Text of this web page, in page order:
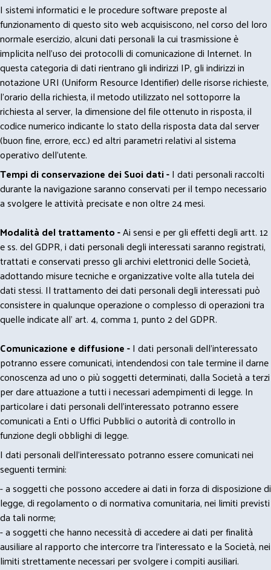
I sistemi informatici e le procedure software preposte al
funzionamento di questo sito web acquisiscono, nel corso del loro
normale esercizio, alcuni dati personali la cui trasmissione è
implicita nell'uso dei protocolli di comunicazione di Internet. In
questa categoria di dati rientrano gli indirizzi IP, gli indirizzi in
notazione URI (Uniform Resource Identifier) delle risorse richieste,
l'orario della richiesta, il metodo utilizzato nel sottoporre la
richiesta al server, la dimensione del file ottenuto in risposta, il
codice numerico indicante lo stato della risposta data dal server
(buon fine, errore, ecc.) ed altri parametri relativi al sistema
operativo dell'utente.
Tempi di conservazione dei Suoi dati -I dati personali raccolti
durante la navigazione saranno conservati per il tempo necessario
a svolgere le attività precisate e non oltre 24 mesi.
Modalità del trattamento -Ai sensi e per gli effetti degli artt. 12
e ss. del GDPR, i dati personali degli interessati saranno registrati,
trattati e conservati presso gli archivi elettronici delle Società,
adottando misure tecniche e organizzative volte alla tutela dei
dati stessi. Il trattamento dei dati personali degli interessati può
consistere in qualunque operazione o complesso di operazioni tra
quelle indicate all' art. 4, comma 1, punto 2 del GDPR.
Comunicazione e diffusione -I dati personali dell’interessato
potranno essere comunicati, intendendosi con tale termine il darne
conoscenza ad uno o più soggetti determinati, dalla Società a terzi
per dare attuazione a tutti i necessari adempimenti di legge. In
particolare i dati personali dell’interessato potranno essere
comunicati a Enti o Uffici Pubblici o autorità di controllo in
funzione degli obblighi di legge.
I dati personali dell’interessato potranno essere comunicati nei
seguenti termini:
- a soggetti che possono accedere ai dati in forza di disposizione di
legge, di regolamento o di normativa comunitaria, nei limiti previsti
da tali norme;
- a soggetti che hanno necessità di accedere ai dati per finalità
ausiliare al rapporto che intercorre tra l’interessato e la Società, nei
limiti strettamente necessari per svolgere i compiti ausiliari.